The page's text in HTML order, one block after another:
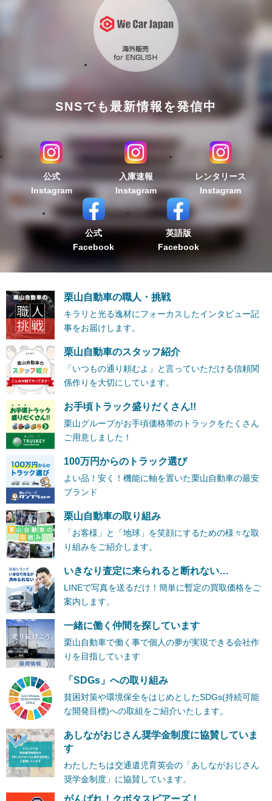
SNSでも最新情報を発信中
公式
Instagram
入庫速報
Instagram
レンタリース
Instagram
公式
Facebook
英語版
Facebook
栗山自動車の職人・挑戦
キラリと光る逸材にフォーカスしたインタビュー記
事をお届けします。
栗山自動車のスタッフ紹介
「いつもの通り頼むよ」と言っていただける信頼関
係作りを大切にしています。
お手頃トラック盛りだくさん!!
栗山グループがお手頃価格帯のトラックをたくさん
ご用意しました！
100万円からのトラック選び
よい品！安く！機能に軸を置いた栗山自動車の最安
ブランド
栗山自動車の取り組み
「お客様」と「地球」を笑顔にするための様々な取
り組みをご紹介します。
いきなり査定に来られると断れない…
LINEで写真を送るだけ！簡単に暫定の買取価格をご
案内します。
一緒に働く仲間を探しています
栗山自動車で働く事で個人の夢が実現できる会社作
りを目指しています
「SDGs」への取り組み
貧困対策や環境保全をはじめとしたSDGs(持続可能
な開発目標)への取組をご紹介いたします。
あしながおじさん奨学金制度に協賛していま
す
わたしたちは交通遺児育英会の「あしながおじさん
奨学金制度」に協賛しています。
がんばれ！クボタスピアーズ！